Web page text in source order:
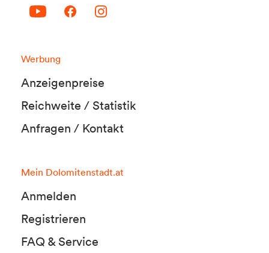
Werbung
Anzeigenpreise
Reichweite / Statistik
Anfragen / Kontakt
Mein Dolomitenstadt.at
Anmelden
Registrieren
FAQ & Service